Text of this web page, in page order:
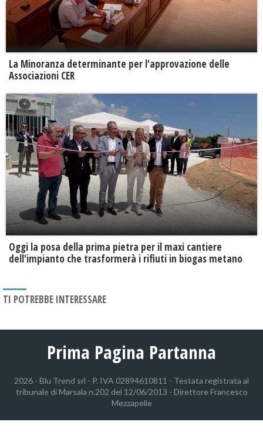
La Minoranza determinante per l'approvazione delle
Associazioni CER
Oggi la posa della prima pietra per il maxi cantiere
dell'impianto che trasformerà i rifiuti in biogas metano
TI POTREBBE INTERESSARE
Prima Pagina Partanna
2026 - Blu Trend srl - P. IVA 02894610811 - Testata registrata al
tribunale di Marsala n.202 del 12/06/2013 - Direttore Francesco
Mezzapelle